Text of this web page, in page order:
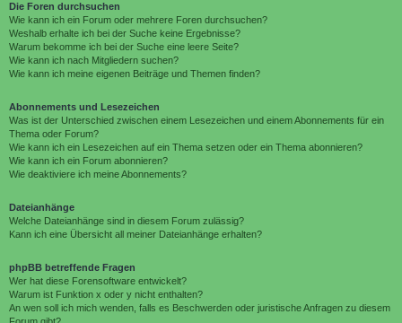
Die Foren durchsuchen
Wie kann ich ein Forum oder mehrere Foren durchsuchen?
Weshalb erhalte ich bei der Suche keine Ergebnisse?
Warum bekomme ich bei der Suche eine leere Seite?
Wie kann ich nach Mitgliedern suchen?
Wie kann ich meine eigenen Beiträge und Themen finden?
Abonnements und Lesezeichen
Was ist der Unterschied zwischen einem Lesezeichen und einem Abonnements für ein
Thema oder Forum?
Wie kann ich ein Lesezeichen auf ein Thema setzen oder ein Thema abonnieren?
Wie kann ich ein Forum abonnieren?
Wie deaktiviere ich meine Abonnements?
Dateianhänge
Welche Dateianhänge sind in diesem Forum zulässig?
Kann ich eine Übersicht all meiner Dateianhänge erhalten?
phpBB betreffende Fragen
Wer hat diese Forensoftware entwickelt?
Warum ist Funktion x oder y nicht enthalten?
An wen soll ich mich wenden, falls es Beschwerden oder juristische Anfragen zu diesem